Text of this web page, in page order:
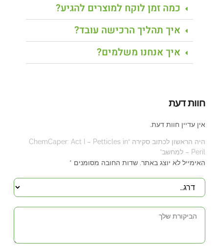
כמה זמן לוקח למוצרים להגיע?
איך תהליך הרכישה עובד?
איך אנחנו משלמים?
חוות דעת
אין עדיין חוות דעת.
היה הראשון לכתוב סקירה “ChemCaper: Act I – Petticles in
Peril – למחשב”
האימייל לא יוצג באתר. שדות החובה מסומנים *